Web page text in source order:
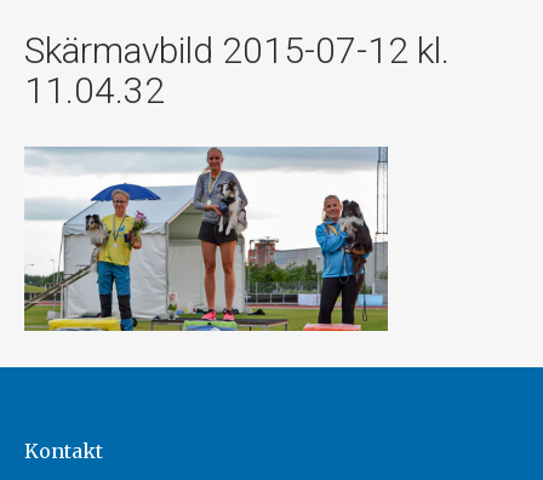
Skärmavbild 2015-07-12 kl.
11.04.32
Kontakt